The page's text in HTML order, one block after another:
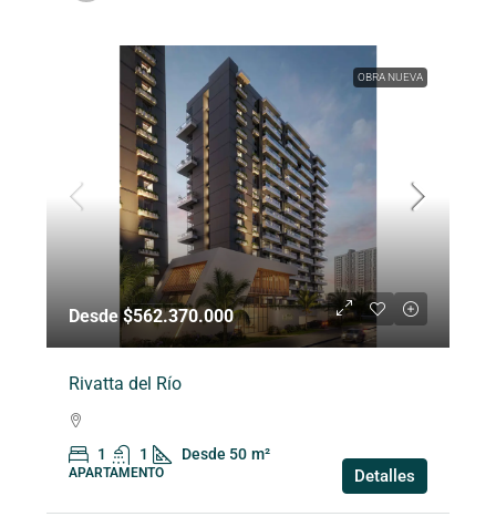
OBRA NUEVA
Desde $562.370.000
Rivatta del Río
1 1 Desde 50 m²
APARTAMENTO Detalles